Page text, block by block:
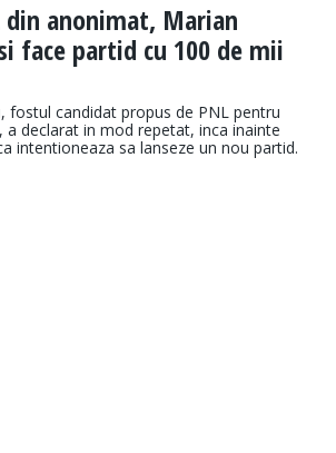
din anonimat, Marian
face partid cu 100 de mii
fostul candidat propus de PNL pentru
a declarat in mod repetat, inca inainte
intentioneaza sa lanseze un nou partid.